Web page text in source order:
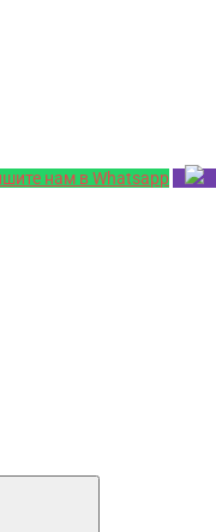
нам в Whatsapp